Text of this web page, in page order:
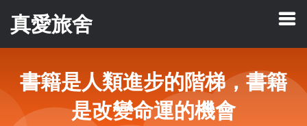
真愛旅舍
書籍是人類進步的階梯，書籍
是改變命運的機會